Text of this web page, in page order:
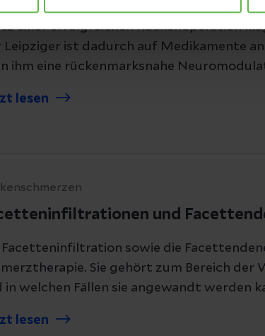
einer erfolgreichen Rückenoperation
Leipziger ist dadurch auf Medikamente
ihm eine rückenmarksnahe
lesen
und
Facetteninfiltration sowie die
Sie gehört zum Bereich der
in welchen Fällen sie angewandt werden
lesen